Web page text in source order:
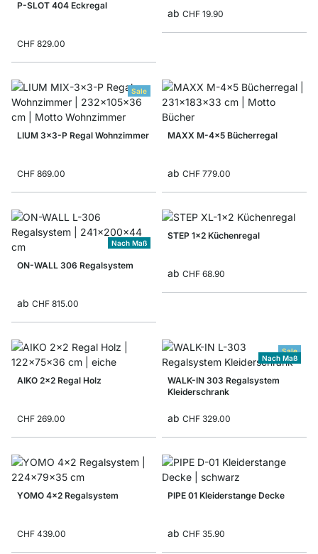
P-SLOT 404 Eckregal
CHF 829.00
ab CHF 19.90
Sale
LIUM 3x3-P Regal Wohnzimmer
CHF 869.00
MAXX M-4x5 Bücherregal
ab CHF 779.00
Nach Maß
ON-WALL 306 Regalsystem
ab CHF 815.00
STEP 1x2 Küchenregal
ab CHF 68.90
AIKO 2x2 Regal Holz
CHF 269.00
Sale
Nach Maß
WALK-IN 303 Regalsystem
Kleiderschrank
ab CHF 329.00
YOMO 4x2 Regalsystem
CHF 439.00
PIPE 01 Kleiderstange Decke
ab CHF 35.90